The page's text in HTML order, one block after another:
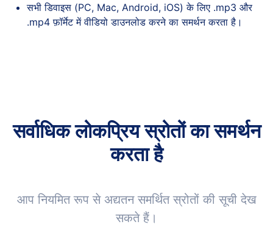
सभी डिवाइस (PC, Mac, Android, iOS) के लिए .mp3 और
.mp4 फ़ॉर्मेट में वीडियो डाउनलोड करने का समर्थन करता है।
सर्वाधिक लोकप्रिय स्रोतों का समर्थन
करता है
आप नियमित रूप से अद्यतन समर्थित स्रोतों की सूची देख
सकते हैं।